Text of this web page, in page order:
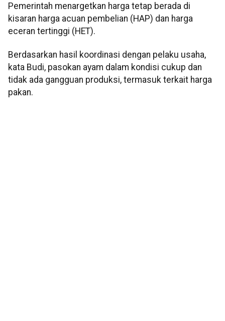
Pemerintah menargetkan harga tetap berada di
kisaran harga acuan pembelian (HAP) dan harga
eceran tertinggi (HET).
Berdasarkan hasil koordinasi dengan pelaku usaha,
kata Budi, pasokan ayam dalam kondisi cukup dan
tidak ada gangguan produksi, termasuk terkait harga
pakan.